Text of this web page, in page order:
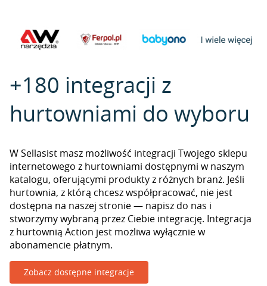
+180 integracji z
hurtowniami do wyboru
W Sellasist masz możliwość integracji Twojego sklepu
internetowego z hurtowniami dostępnymi w naszym
katalogu, oferującymi produkty z różnych branż. Jeśli
hurtownia, z którą chcesz współpracować, nie jest
dostępna na naszej stronie — napisz do nas i
stworzymy wybraną przez Ciebie integrację. Integracja
z hurtownią Action jest możliwa wyłącznie w
abonamencie płatnym.
Zobacz dostępne integracje